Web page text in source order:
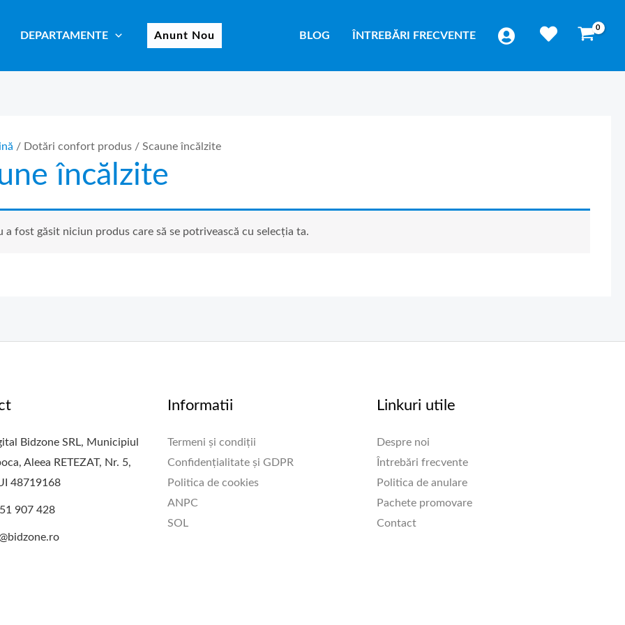
DEPARTAMENTE Anunt Nou BLOG ÎNTREBĂRI FRECVENTE
/ Dotări confort produs / Scaune încălzite
încălzite
a fost găsit niciun produs care să se potrivească cu selecția ta.
Bidzone SRL, Municipiul
Aleea RETEZAT, Nr. 5,
48719168
907 428
Informatii
Termeni și condiții
Confidențialitate și GDPR
Politica de cookies
ANPC
SOL
Linkuri utile
Despre noi
Întrebări frecvente
Politica de anulare
Pachete promovare
Contact